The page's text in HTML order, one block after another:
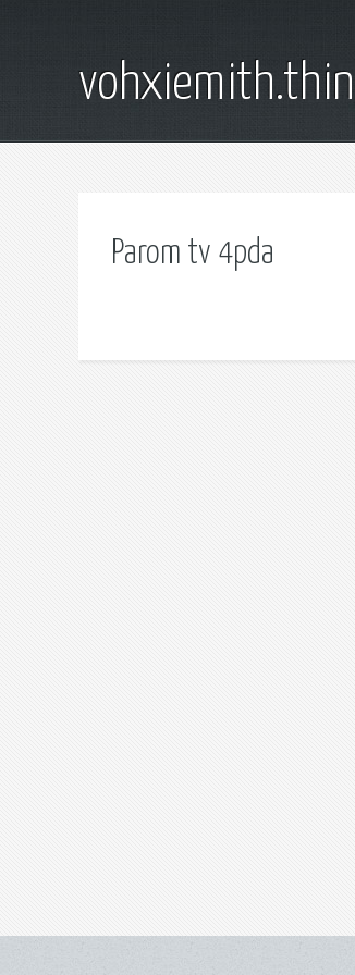
Parom tv 4pda